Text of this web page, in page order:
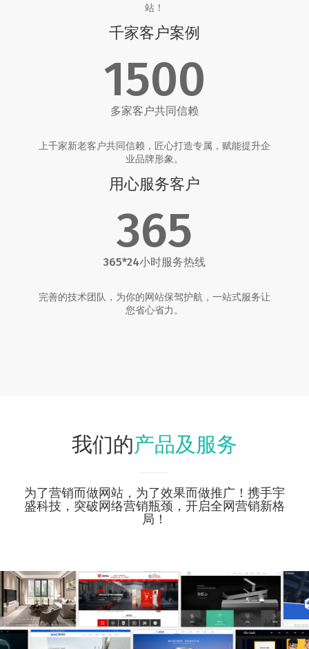
站！
千家客户案例
1500
多家客户共同信赖
上千家新老客户共同信赖，匠心打造专属，赋能提升企
业品牌形象。
用心服务客户
365
365*24小时服务热线
完善的技术团队，为你的网站保驾护航，一站式服务让
您省心省力。
我们的产品及服务
为了营销而做网站，为了效果而做推广！携手宇
盛科技，突破网络营销瓶颈，开启全网营销新格
局！